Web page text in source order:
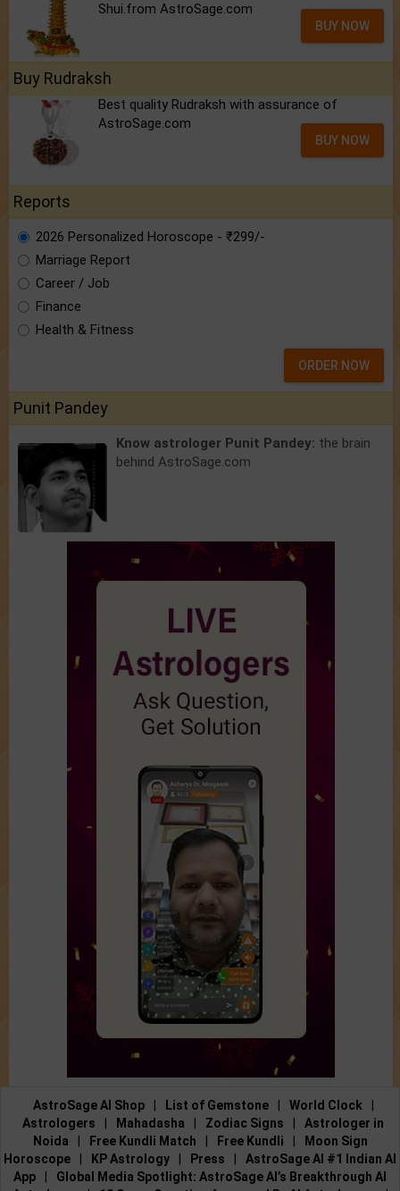
Shui.from AstroSage.com
BUY NOW
Buy Rudraksh
Best quality Rudraksh with assurance of
AstroSage.com
BUY NOW
Reports
2026 Personalized Horoscope - ₹299/-
Marriage Report
Career / Job
Finance
Health & Fitness
ORDER NOW
Punit Pandey
Know astrologer Punit Pandey: the brain
behind AstroSage.com
AstroSage AI Shop List of Gemstone World Clock
Astrologers
Mahadasha Zodiac Signs
Astrologer in
Noida
Free Kundli Match Free Kundli
Moon Sign
Horoscope
KP Astrology Press
AstroSage AI #1 Indian AI
App
Global Media Spotlight: AstroSage AI’s Breakthrough AI